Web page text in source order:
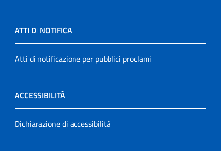
ATTI DI NOTIFICA
Atti di notificazione per pubblici proclami
ACCESSIBILITÀ
Dichiarazione di accessibilità